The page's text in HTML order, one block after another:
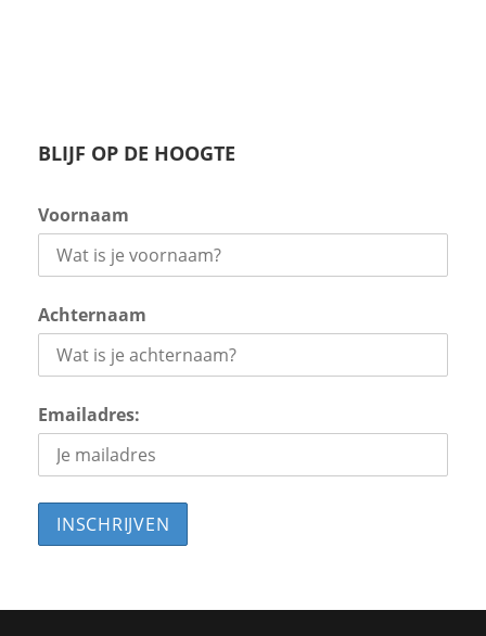
BLIJF OP DE HOOGTE
Voornaam
Achternaam
Emailadres: